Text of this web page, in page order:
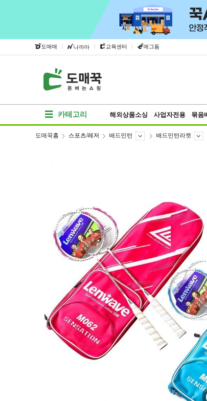
도매매 | 나까마 | 교육센터 | 에그돔
카테고리 해외상품소싱 사업자전용 묶음
도매꾹홈 스포츠/레저 배드민턴 배드민턴라켓